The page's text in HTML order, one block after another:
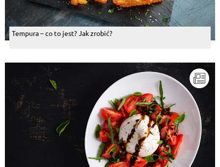
Tempura – co to jest? Jak zrobić?